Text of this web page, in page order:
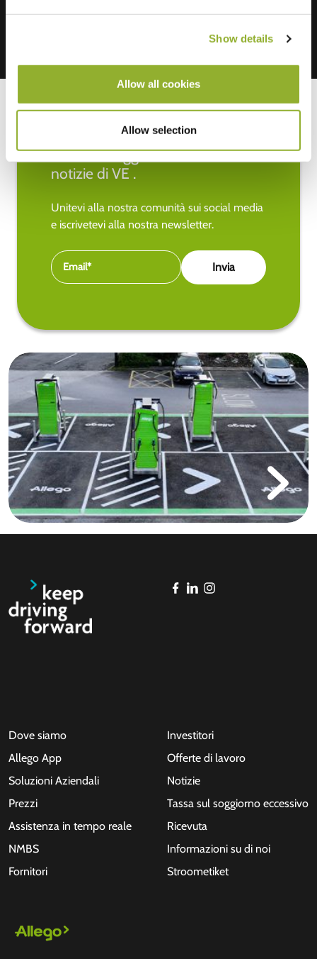
Show details
Allow all cookies
Allow selection
Rimanete aggiornati sulle ultime
notizie di VE .
Unitevi alla nostra comunità sui social media
e iscrivetevi alla nostra newsletter.
Dove siamo
Allego App
Soluzioni Aziendali
Prezzi
Assistenza in tempo reale
NMBS
Fornitori
Investitori
Offerte di lavoro
Notizie
Tassa sul soggiorno eccessivo
Ricevuta
Informazioni su di noi
Stroometiket